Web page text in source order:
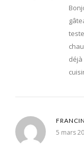
déjà
5 mars